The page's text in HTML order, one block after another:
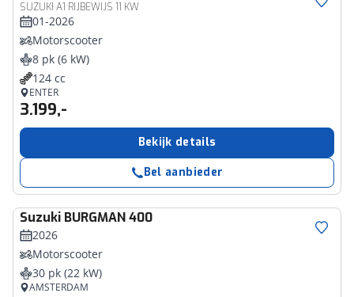
SUZUKI A1 RIJBEWIJS 11 KW
01-2026
Motorscooter
8 pk (6 kW)
124 cc
ENTER
3.199,-
Bekijk details
Bel aanbieder
Suzuki BURGMAN 400
2026
Motorscooter
30 pk (22 kW)
AMSTERDAM